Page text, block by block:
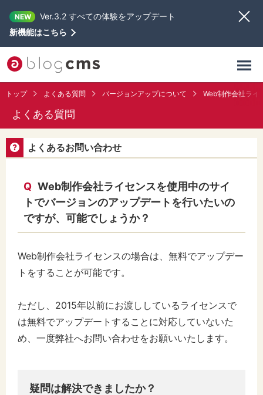
NEW
Ver.3.2 すべての体験をアップデート
新機能はこちら
トップ よくある質問 バージョンアップについて Web制作会社ライ
よくある質問
よくあるお問い合わせ
Q Web制作会社ライセンスを使用中のサイ
トでバージョンのアップデートを行いたいの
ですが、可能でしょうか？
Web制作会社ライセンスの場合は、無料でアップデー
トをすることが可能です。
ただし、2015年以前にお渡ししているライセンスで
は無料でアップデートすることに対応していないた
め、一度弊社へお問い合わせをお願いいたします。
疑問は解決できましたか？